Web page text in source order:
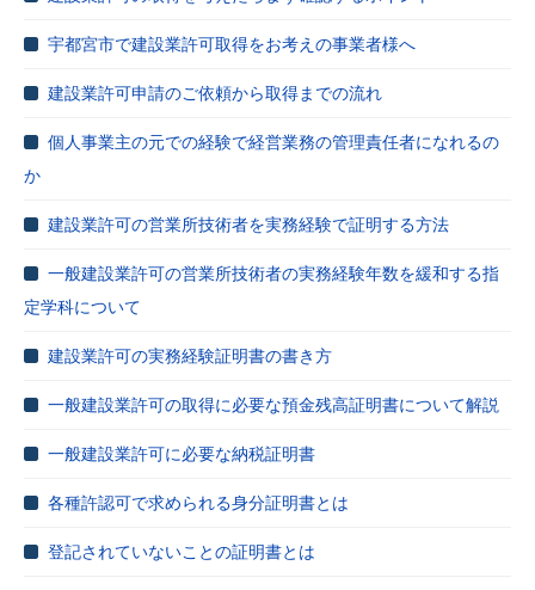
宇都宮市で建設業許可取得をお考えの事業者様へ
建設業許可申請のご依頼から取得までの流れ
個人事業主の元での経験で経営業務の管理責任者になれるの
か
建設業許可の営業所技術者を実務経験で証明する方法
一般建設業許可の営業所技術者の実務経験年数を緩和する指
定学科について
建設業許可の実務経験証明書の書き方
一般建設業許可の取得に必要な預金残高証明書について解説
一般建設業許可に必要な納税証明書
各種許認可で求められる身分証明書とは
登記されていないことの証明書とは